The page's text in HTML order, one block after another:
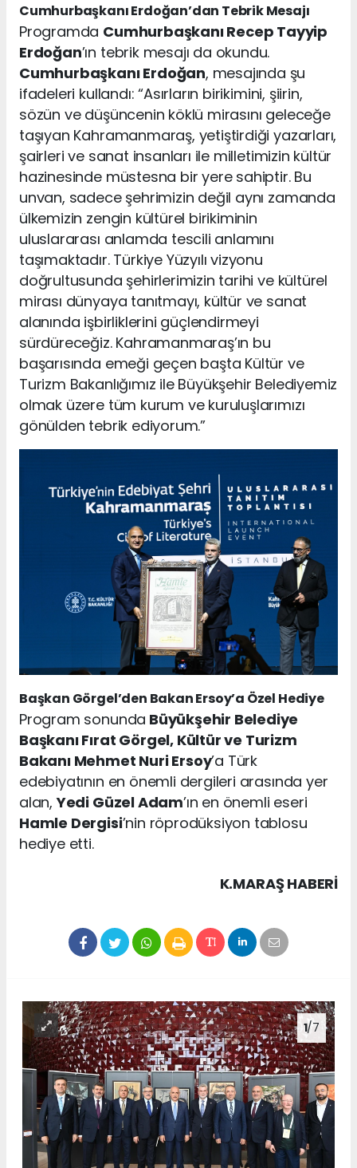
Cumhurbaşkanı Erdoğan’dan Tebrik Mesajı
Programda Cumhurbaşkanı Recep Tayyip
Erdoğan’ın tebrik mesajı da okundu.
Cumhurbaşkanı Erdoğan, mesajında şu
ifadeleri kullandı: “Asırların birikimini, şiirin,
sözün ve düşüncenin köklü mirasını geleceğe
taşıyan Kahramanmaraş, yetiştirdiği yazarları,
şairleri ve sanat insanları ile milletimizin kültür
hazinesinde müstesna bir yere sahiptir. Bu
unvan, sadece şehrimizin değil aynı zamanda
ülkemizin zengin kültürel birikiminin
uluslararası anlamda tescili anlamını
taşımaktadır. Türkiye Yüzyılı vizyonu
doğrultusunda şehirlerimizin tarihi ve kültürel
mirası dünyaya tanıtmayı, kültür ve sanat
alanında işbirliklerini güçlendirmeyi
sürdüreceğiz. Kahramanmaraş’ın bu
başarısında emeği geçen başta Kültür ve
Turizm Bakanlığımız ile Büyükşehir Belediyemiz
olmak üzere tüm kurum ve kuruluşlarımızı
gönülden tebrik ediyorum.”
Başkan Görgel’den Bakan Ersoy’a Özel Hediye
Program sonunda Büyükşehir Belediye
Başkanı Fırat Görgel, Kültür ve Turizm
Bakanı Mehmet Nuri Ersoy’a Türk
edebiyatının en önemli dergileri arasında yer
alan,Yedi Güzel Adam’ın en önemli eseri
Hamle Dergisi’nin röprodüksiyon tablosu
hediye etti.
K.MARAŞ HABERİ
1/7